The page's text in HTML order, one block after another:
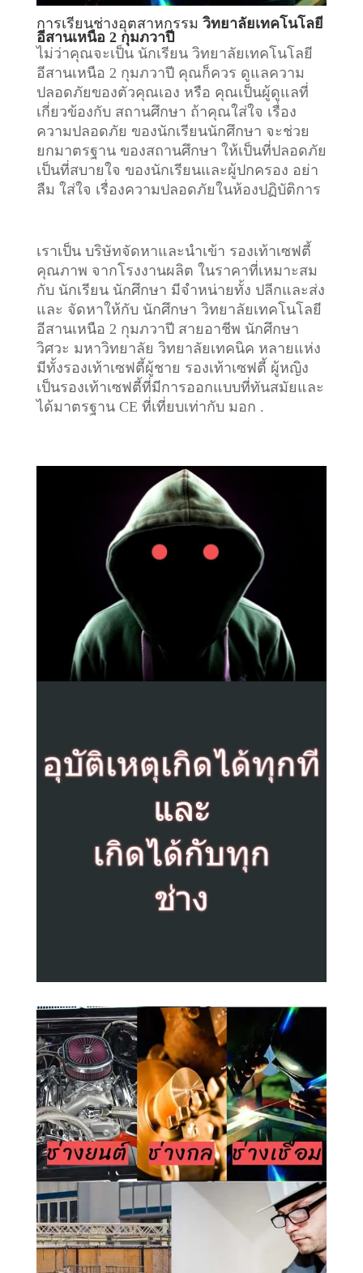
การเรียนช่างอุตสาหกรรม วิทยาลัยเทคโนโลยี
อีสานเหนือ 2 กุมภวาปี
ไม่ว่าคุณจะเป็น นักเรียน วิทยาลัยเทคโนโลยี
อีสานเหนือ 2 กุมภวาปี คุณก็ควร ดูแลความ
ปลอดภัยของตัวคุณเอง หรือ คุณเป็นผู้ดูแลที่
เกี่ยวข้องกับ สถานศึกษา ถ้าคุณใส่ใจ เรื่อง
ความปลอดภัย ของนักเรียนนักศึกษา จะช่วย
ยกมาตรฐาน ของสถานศึกษา ให้เป็นที่ปลอดภัย
เป็นที่สบายใจ ของนักเรียนและผู้ปกครอง อย่า
ลืม ใส่ใจ เรื่องความปลอดภัยในห้องปฏิบัติการ
เราเป็น บริษัทจัดหาและนำเข้า รองเท้าเซฟตี้
คุณภาพ จากโรงงานผลิต ในราคาที่เหมาะสม
กับ นักเรียน นักศึกษา มีจำหน่ายทั้ง ปลีกและส่ง
และ จัดหาให้กับ นักศึกษา วิทยาลัยเทคโนโลยี
อีสานเหนือ 2 กุมภวาปี สายอาชีพ นักศึกษา
วิศวะ มหาวิทยาลัย วิทยาลัยเทคนิค หลายแห่ง
มีทั้งรองเท้าเซฟตี้ผู้ชาย รองเท้าเซฟตี้ ผู้หญิง
เป็นรองเท้าเซฟตี้ที่มีการออกแบบที่ทันสมัยและ
ได้มาตรฐาน CE ที่เที่ยบเท่ากับ มอก .